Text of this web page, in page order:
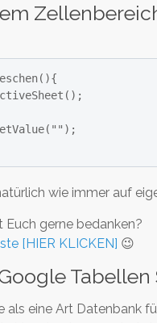
wie immer auf
gerne bedanken?
[HIER KLICKEN] 😉
als eine Art Datenbank